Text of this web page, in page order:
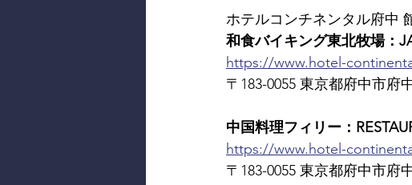
ホテルコンチネンタル府中
和食バイキング東北牧場：
https://www.hotel-
〒183-0055 東京都府中市府
中国料理フィリー：
https://www.hotel-
〒183-0055 東京都府中市府